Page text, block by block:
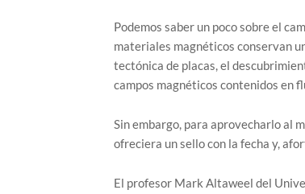
Podemos saber un poco sobre el
materiales magnéticos conservan
tectónica de placas, el
campos magnéticos contenidos en
Sin embargo, para aprovecharlo al
ofreciera un sello con la fecha y,
El profesor Mark Altaweel del